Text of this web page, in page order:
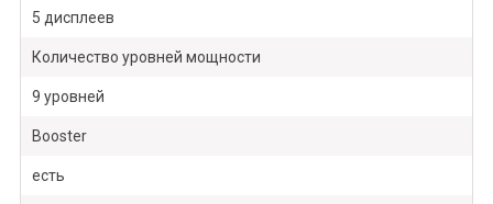
5 дисплеев
Количество уровней мощности
9 уровней
Booster
есть